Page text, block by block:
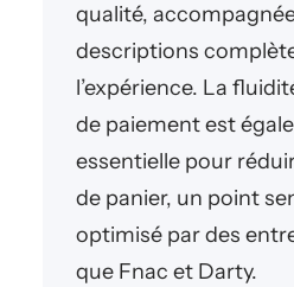
qualité,
descriptions
l’expérience. La
de paiement est
essentielle pour
de panier, un point
optimisé par des
que Fnac et Darty.